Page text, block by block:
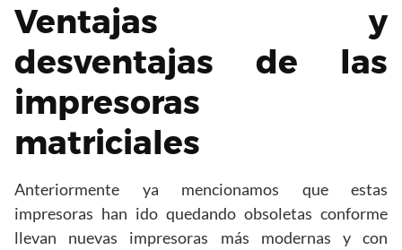
Ventajas y
desventajas de las
impresoras
matriciales
Anteriormente ya mencionamos que estas
impresoras han ido quedando obsoletas conforme
llevan nuevas impresoras más modernas y con